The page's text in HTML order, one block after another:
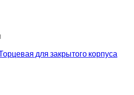
для закрытого корпуса